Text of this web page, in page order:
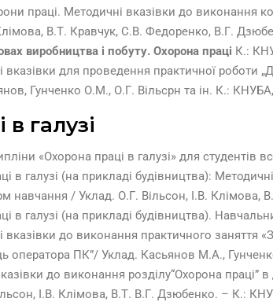
праці. Методичні вказівки до виконання
В.Т. Кравчук, С.В. Федоренко, В.Г.
виробництва і побуту. Охорона праці К.:
вказівки для проведення практичної роботи
Гунченко О.М., О.Г. Вільсрн та ін. К.:
галузі
«Охорона праці в галузі» для студентів
в галузі (на прикладі будівництва):
навчання / Уклад. О.Г. Вільсон, І.В.
в галузі (на прикладі будівництва).
вказівки до виконання практичного заняття
оператора ПК”/ Уклад. Касьянов М.А.,
до виконання розділу“Охорона праці”
І.В. Клімова, В.Т. В.Г. Дзюбенко. – К.: